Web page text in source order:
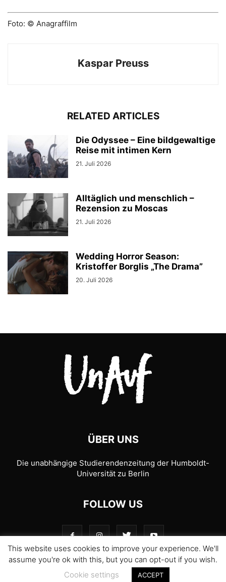
Foto: © Anagraffilm
Kaspar Preuss
RELATED ARTICLES
Die Odyssee – Eine bildgewaltige
Reise mit intimen Kern
21. Juli 2026
Alltäglich und menschlich –
Rezension zu Moscas
21. Juli 2026
Wedding Horror Season:
Kristoffer Borglis „The Drama”
20. Juli 2026
ÜBER UNS
Die unabhängige Studierendenzeitung der Humboldt-
Universität zu Berlin
FOLLOW US
© 1989-2026 UnAufgefordert
This website uses cookies to improve your experience. We'll
assume you're ok with this, but you can opt-out if you wish.
Cookie settings
ACCEPT